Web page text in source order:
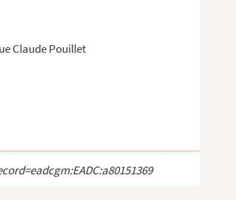
Claude Pouillet